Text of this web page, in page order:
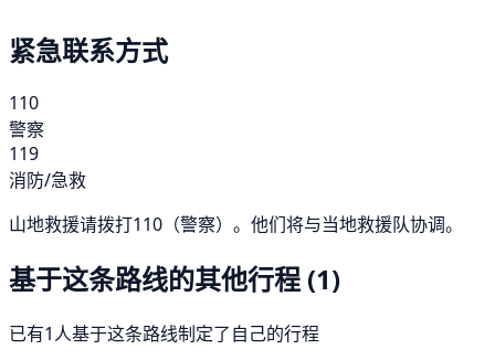
紧急联系方式
110
警察
119
消防/急救
山地救援请拨打110（警察）。他们将与当地救援队协调。
基于这条路线的其他行程 (1)
已有1人基于这条路线制定了自己的行程